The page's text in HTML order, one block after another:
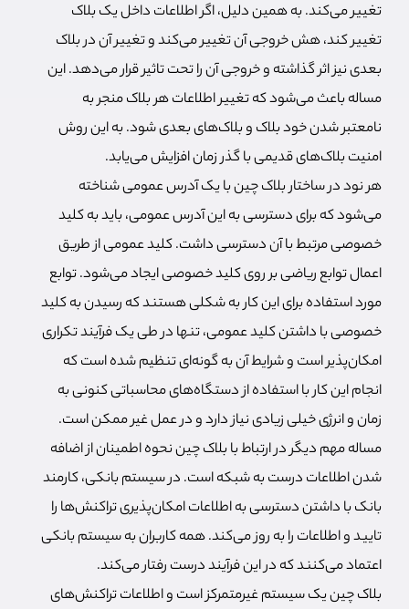
تغییر می‌کند. به همین دلیل، اگر اطلاعات داخل یک بلاک
تغییر کند، هش خروجی آن تغییر می‌کند و تغییر آن در بلاک
بعدی نیز اثر گذاشته و خروجی آن را تحت تاثیر قرار می‌دهد. این
مساله باعث می‌شود که تغییر اطلاعات هر بلاک منجر به
نامعتبر شدن خود بلاک و بلاک‌های بعدی شود. به این روش
امنیت بلاک‌های قدیمی با گذر زمان افزایش می‌یابد.
هر نود در ساختار بلاک چین با یک آدرس عمومی شناخته
می‌شود که برای دسترسی به این آدرس عمومی، باید به کلید
خصوصی مرتبط با آن دسترسی داشت. کلید عمومی از طریق
اعمال توابع ریاضی بر روی کلید خصوصی ایجاد می‌شود. توابع
مورد استفاده برای این کار به شکلی هستند که رسیدن به کلید
خصوصی با داشتن کلید عمومی، تنها در طی یک فرآیند تکراری
امکان‌پذیر است و شرایط آن به گونه‌ای تنظیم شده است که
انجام این کار با استفاده از دستگاه‌های محاسباتی کنونی به
زمان و انرژی خیلی زیادی نیاز دارد و در عمل غیر ممکن است.
مساله مهم دیگر در ارتباط با بلاک چین نحوه اطمینان از اضافه
شدن اطلاعات درست به شبکه است. در سیستم بانکی، کارمند
بانک با داشتن دسترسی به اطلاعات امکان‌پذیری تراکنش‌ها را
تایید و اطلاعات را به روز می‌کند. همه کاربران به سیستم بانکی
اعتماد می‌کنند که در این فرآیند درست رفتار می‌کند.
بلاک چین یک سیستم غیرمتمرکز است و اطلاعات تراکنش‌های